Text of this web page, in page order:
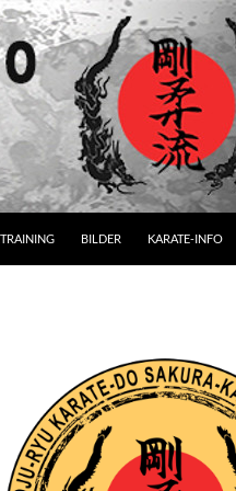
BILDER KARATE-INFO